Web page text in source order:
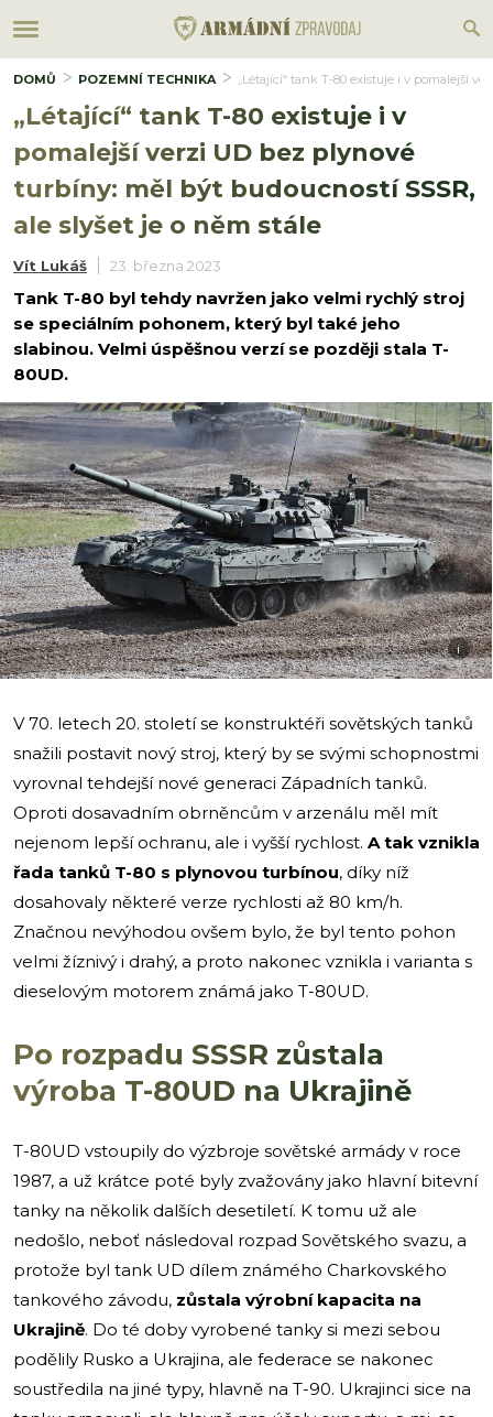
DOMŮ POZEMNÍ TECHNIKA „Létající“ tank T-80 existuje i v pomalejší
„Létající“ tank T-80 existuje i v
pomalejší verzi UD bez plynové
turbíny: měl být budoucností SSSR,
ale slyšet je o něm stále
Vít Lukáš 23. března 2023
Tank T-80 byl tehdy navržen jako velmi rychlý stroj
se speciálním pohonem, který byl také jeho
slabinou. Velmi úspěšnou verzí se později stala T-
80UD.
i
V 70. letech 20. století se konstruktéři sovětských tanků
snažili postavit nový stroj, který by se svými schopnostmi
vyrovnal tehdejší nové generaci Západních tanků.
Oproti dosavadním obrněncům v arzenálu měl mít
nejenom lepší ochranu, ale i vyšší rychlost. A tak vznikla
řada tanků T-80 s plynovou turbínou, díky níž
dosahovaly některé verze rychlosti až 80 km/h.
Značnou nevýhodou ovšem bylo, že byl tento pohon
velmi žíznivý i drahý, a proto nakonec vznikla i varianta s
dieselovým motorem známá jako T-80UD.
Po rozpadu SSSR zůstala
výroba T-80UD na Ukrajině
T-80UD vstoupily do výzbroje sovětské armády v roce
1987, a už krátce poté byly zvažovány jako hlavní bitevní
tanky na několik dalších desetiletí. K tomu už ale
nedošlo, neboť následoval rozpad Sovětského svazu, a
protože byl tank UD dílem známého Charkovského
tankového závodu, zůstala výrobní kapacita na
Ukrajině. Do té doby vyrobené tanky si mezi sebou
podělily Rusko a Ukrajina, ale federace se nakonec
soustředila na jiné typy, hlavně na T-90. Ukrajinci sice na